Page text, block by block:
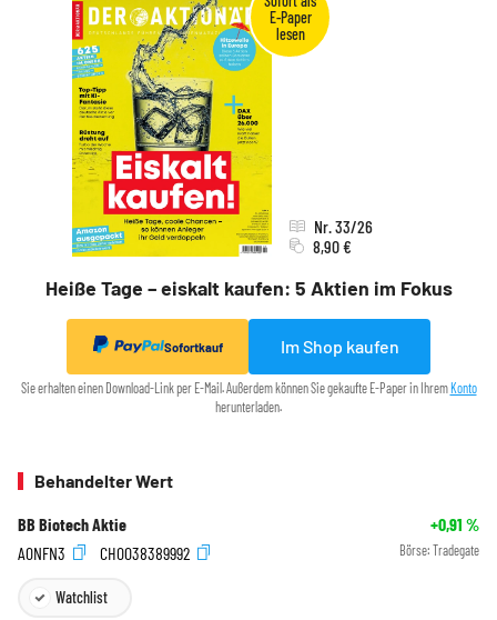
Heiße Tage – eiskalt kaufen: 5 Aktien im Fokus
Nr. 33/26
8,90 €
Sofortkauf Im Shop kaufen
Sie erhalten einen Download-Link per E-Mail. Außerdem können Sie gekaufte E-Paper in Ihrem Konto
herunterladen.
Behandelter Wert
BB Biotech Aktie +0,91 %
A0NFN3
CH0038389992 Börse: Tradegate
Watchlist